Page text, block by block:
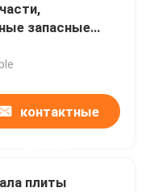
запасные
контактные
плиты